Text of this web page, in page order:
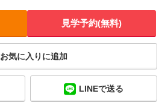
見学予約(無料)
お気に入りに追加
LINEで送る